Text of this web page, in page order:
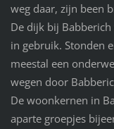
weg daar, zijn been
De dijk bij
in gebruik. Stonden
meestal een
wegen door
De woonkernen in
aparte groepjes